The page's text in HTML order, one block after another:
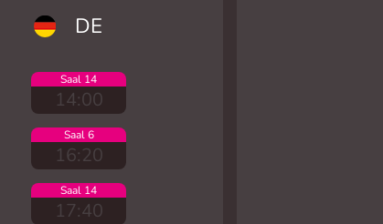
DE
Saal 14
14:00
Saal 6
16:20
Saal 14
17:40